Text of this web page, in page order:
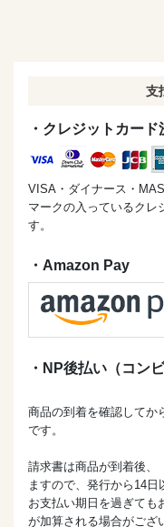
支
・クレジットカード
VISA・ダイナース・
マークの入っているクレ
す。
・Amazon Pay
・NP後払い（コン
商品の到着を確認してか
です。
請求書は商品が到着後、
ますので、発行から14日
お支払い期日を過ぎても
が加算される場合がござ